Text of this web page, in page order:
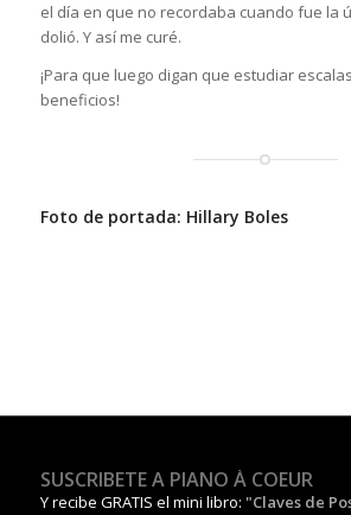
el día en que no recordaba cuando fue la
dolió. Y así me curé.
¡Para que luego digan que estudiar
beneficios!
Foto de portada: Hillary Boles
SUSCRIBETE A PIANO À COEUR
Y recibe GRATIS el mini libro: "Claves de